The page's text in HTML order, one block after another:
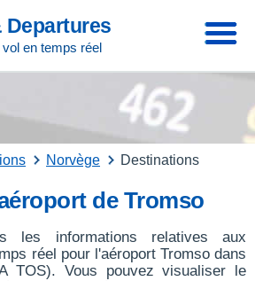
Departures
en temps réel
Norvège Destinations
de Tromso
les informations relatives aux
réel pour l'aéroport Tromso dans
TOS). Vous pouvez visualiser le